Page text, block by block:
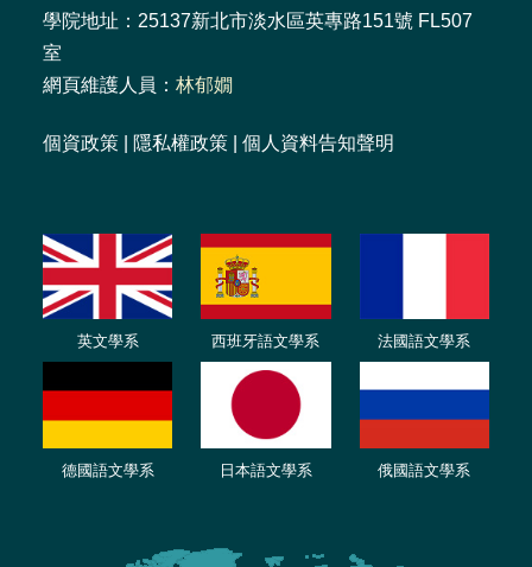
學院地址：25137新北市淡水區英專路151號 FL507
室
網頁維護人員： 林郁嫺
個資政策 隱私權政策 個人資料告知聲明
英文學系 西班牙語文學系 法國語文學系
德國語文學系 日本語文學系 俄國語文學系